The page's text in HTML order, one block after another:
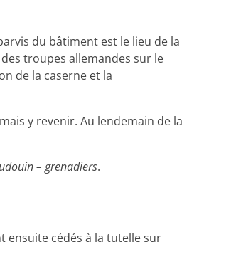
du bâtiment est le lieu de la
troupes allemandes sur le
de la caserne et la
y revenir. Au lendemain de la
– grenadiers.
ensuite cédés à la tutelle sur